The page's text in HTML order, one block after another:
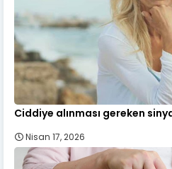
Ciddiye alınması gereken
Nisan 17, 2026